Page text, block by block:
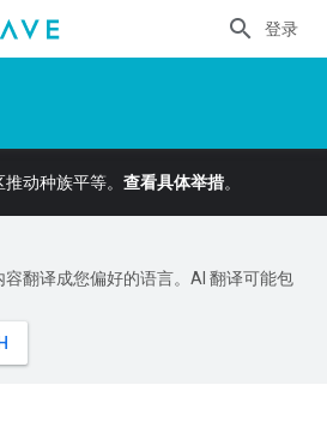
登录
动种族平等。 查看具体举措。
容翻译成您偏好的语言。AI 翻译可能包